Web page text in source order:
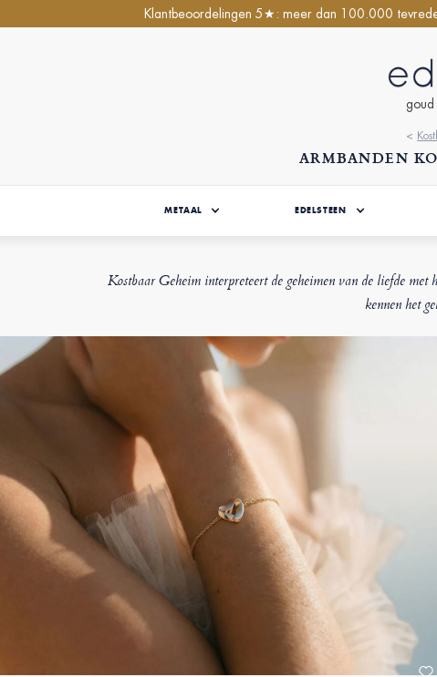
Klantbeoordelingen 5★: meer dan 100.000
<
ARMBANDEN
METAAL EDELSTEEN
Kostbaar Geheim interpreteert de geheimen van de liefde
kennen het